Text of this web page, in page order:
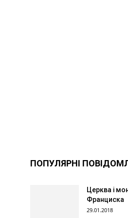
ПОПУЛЯРНІ
Церква і
Франциска
29.01.2018